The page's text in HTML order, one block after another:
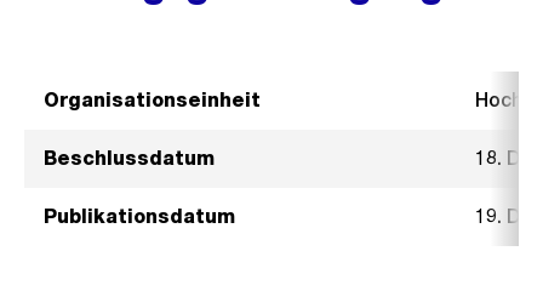
Organisationseinheit
Beschlussdatum 18.
Publikationsdatum 19.